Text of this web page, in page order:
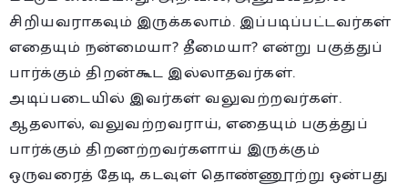
சிறியவராகவும் இருக்கலாம். இப்படிப்பட்டவர்கள்
எதையும் நன்மையா? தீமையா? என்று பகுத்துப்
பார்க்கும் திறன்கூட இல்லாதவர்கள்.
அடிப்படையில் இவர்கள் வலுவற்றவர்கள்.
ஆதலால், வலுவற்றவராய், எதையும் பகுத்துப்
பார்க்கும் திறனற்றவர்களாய் இருக்கும்
ஒருவரைத் தேடி, கடவுள் தொண்ணூற்று ஒன்பது